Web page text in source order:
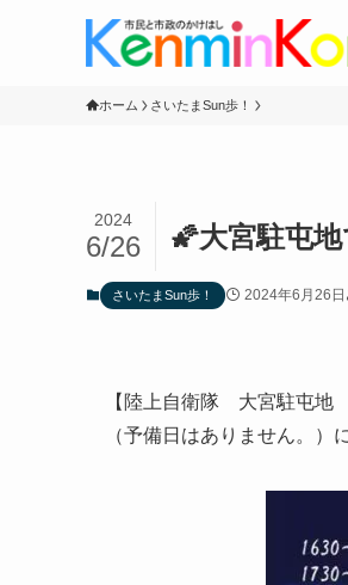
ホーム さいたまSun歩！
🌠大宮駐屯
2024
6/26
さいたまSun歩！ 2024年6月26日
【陸上自衛隊 大宮駐屯地
（予備日はありません。